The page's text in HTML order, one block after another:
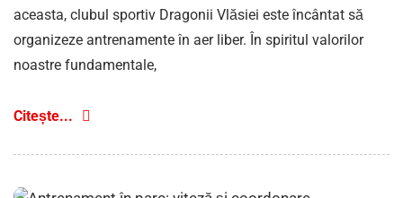
aceasta, clubul sportiv Dragonii Vlăsiei este încântat să
organizeze antrenamente în aer liber. În spiritul valorilor
noastre fundamentale,
Citește...